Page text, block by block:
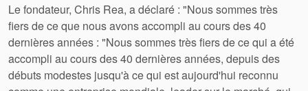
Le fondateur, Chris Rea, a déclaré : "Nous sommes très
fiers de ce que nous avons accompli au cours des 40
dernières années : "Nous sommes très fiers de ce qui a été
accompli au cours des 40 dernières années, depuis des
débuts modestes jusqu'à ce qui est aujourd'hui reconnu